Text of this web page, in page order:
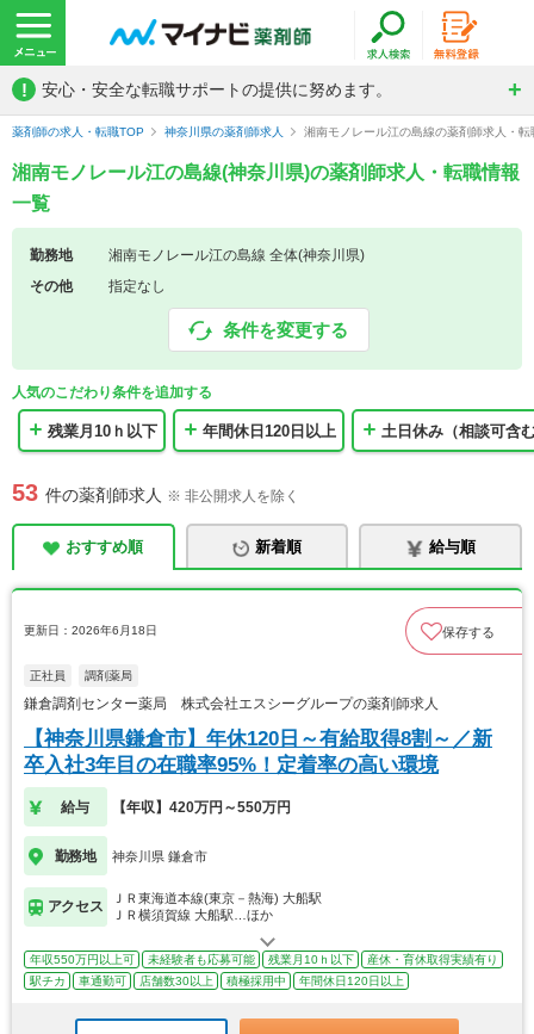
! 安心・安全な転職サポートの提供に努めます。
薬剤師の求人・転職TOP 神奈川県の薬剤師求人 湘南モノレール江の島線の薬剤師求人・転
湘南モノレール江の島線(神奈川県)の薬剤師求人・転職情報
一覧
勤務地
湘南モノレール江の島線 全体(神奈川県)
その他
指定なし
条件を変更する
人気のこだわり条件を追加する
残業月10ｈ以下 年間休日120日以上 土日休み（相談可含
53 件の薬剤師求人 ※ 非公開求人を除く
おすすめ順 新着順 給与順
更新日：2026年6月18日 保存する
正社員 調剤薬局
鎌倉調剤センター薬局 株式会社エスシーグループの薬剤師求人
【神奈川県鎌倉市】年休120日～有給取得8割～／新
卒入社3年目の在職率95%！定着率の高い環境
給与 【年収】420万円～550万円
勤務地 神奈川県 鎌倉市
アクセス
ＪＲ東海道本線(東京－熱海) 大船駅
ＪＲ横須賀線 大船駅…ほか
年収550万円以上可 未経験者も応募可能 残業月10ｈ以下
産休・育休取得実績有り
駅チカ
車通勤可 店舗数30以上 積極採用中 年間休日120日以上